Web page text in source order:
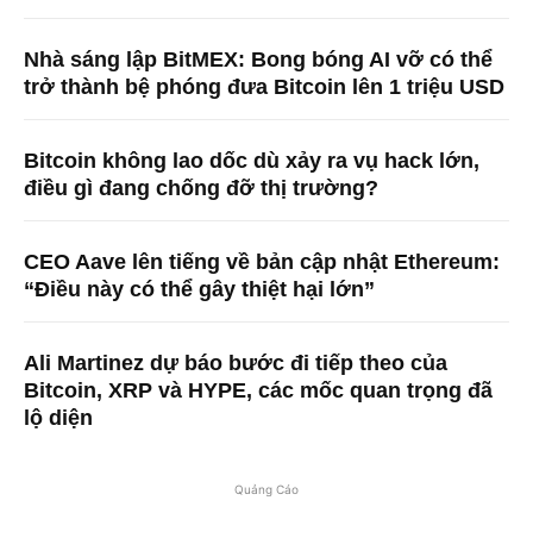
Nhà sáng lập BitMEX: Bong bóng AI vỡ có thể
trở thành bệ phóng đưa Bitcoin lên 1 triệu USD
Bitcoin không lao dốc dù xảy ra vụ hack lớn,
điều gì đang chống đỡ thị trường?
CEO Aave lên tiếng về bản cập nhật Ethereum:
“Điều này có thể gây thiệt hại lớn”
Ali Martinez dự báo bước đi tiếp theo của
Bitcoin, XRP và HYPE, các mốc quan trọng đã
lộ diện
Quảng Cáo